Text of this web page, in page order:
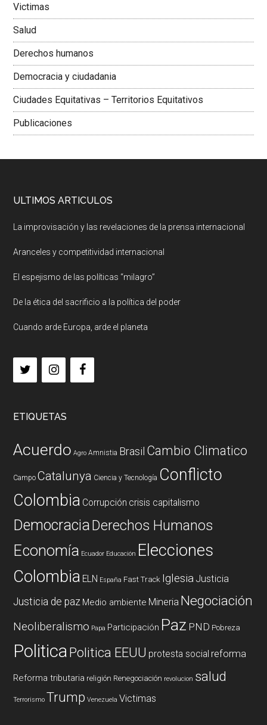
Victimas
Salud
Derechos humanos
Democracia y ciudadania
Ciudades Equitativas – Territorios Equitativos
Publicaciones
ULTIMOS ARTICULOS
La improvisación y las revelaciones de la prensa internacional
Aranceles y competitividad internacional
El espejismo de las políticas “milagro”
De la ética del sacrificio a la política del poder
Cuando arde Europa, arde el planeta
ETIQUETAS
Acuerdo Agro Amnistia Brasil Cambio Climatico
Campo Catalunya Ciencia y Tecnología Conflicto
Colombia Corrupción crisis capitalismo
DemocraciaDerechos Humanos
Economía Ecuador Educación Elecciones
Colombia ELN España Fast Track Iglesia Justicia
Justicia de paz Medio ambiente Mineria Negociación
Neoliberalismo Papa Participación Paz PND Pobreza
PoliticaPolitica EEUU protesta social reforma
Reforma tributaria religión Renegociación revolucion salud
Terrorismo Trump Venezuela Victimas